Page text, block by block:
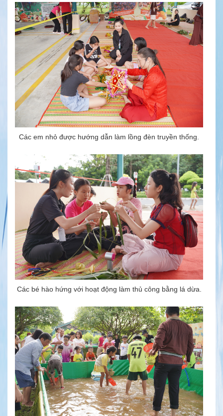
Các em nhỏ được hướng dẫn làm lồng đèn truyền thống.
Các bé hào hứng với hoạt động làm thủ công bằng lá dừa.